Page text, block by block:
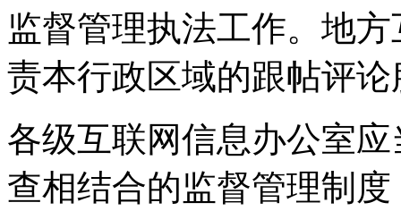
监督管理执法工作。地
责本行政区域的跟帖评
各级互联网信息办公室
查相结合的监督管理制